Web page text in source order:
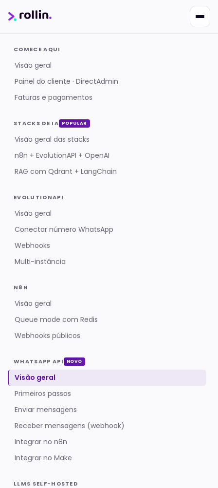
COMECE AQUI
Visão geral
Painel do cliente · DirectAdmin
Faturas e pagamentos
STACKS DE IA POPULAR
Visão geral das stacks
n8n + EvolutionAPI + OpenAI
RAG com Qdrant + LangChain
EVOLUTIONAPI
Visão geral
Conectar número WhatsApp
Webhooks
Multi-instância
N8N
Visão geral
Queue mode com Redis
Webhooks públicos
WHATSAPP API NOVO
Visão geral
Primeiros passos
Enviar mensagens
Receber mensagens (webhook)
Integrar no n8n
Integrar no Make
LLMS SELF-HOSTED
Nikko
Responde em ~2s · Atendimento 24/7